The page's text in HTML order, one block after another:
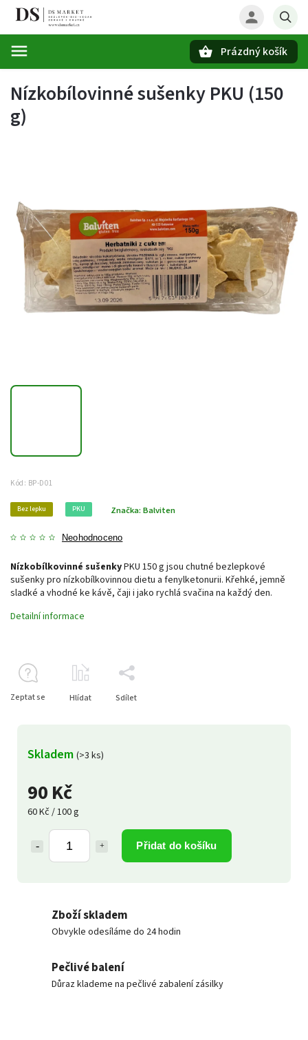
Prázdný košík
Nízkobílovinné sušenky PKU (150
g)
Kód: BP-D01
Bez lepku PKU
Neohodnoceno
Značka: Balviten
90 Kč
60 Kč / 100 g
Přidat do košíku
Skladem (>3 ks)
Nízkobílkovinné sušenkyPKU 150 g jsou chutné bezlepkové
sušenky pro nízkobílkovinnou dietu a fenylketonurii. Křehké, jemně
sladké a vhodné ke kávě, čaji i jako rychlá svačina na každý den.
Detailní informace
Zeptat se Hlídat Sdílet
Zboží skladem
Obvykle odesíláme do 24 hodin
Pečlivé balení
Důraz klademe na pečlivé zabalení zásilky